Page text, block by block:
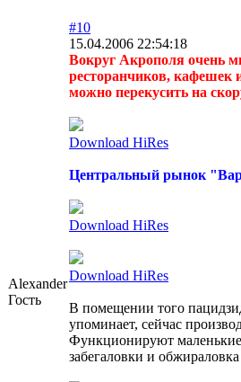
Alexander
Гость
#10
15.04.2006 22:54:18
Вокруг Акрополя очень
ресторанчиков, кафешек
можно перекусить на
Download HiRes
Центральный рынок
Download HiRes
Download HiRes
В помещении того
упоминает, сейчас
Функционируют
забегаловки и